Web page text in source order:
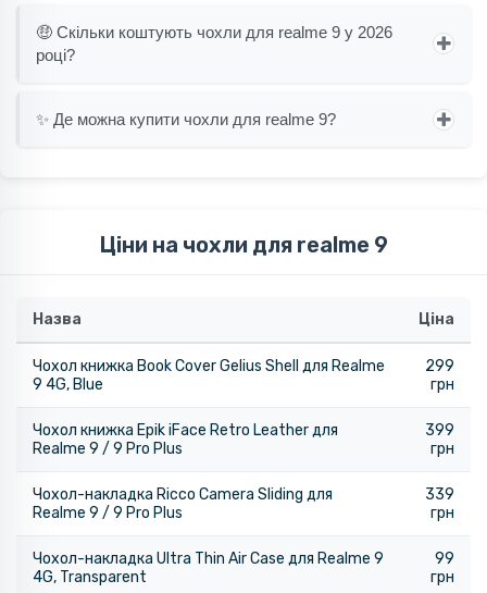
🤑 Скільки коштують чохли для realme 9 у 2026
році?
✨ Де можна купити чохли для realme 9?
Ціни на чохли для realme 9
Назва Ціна
Чохол книжка Book Cover Gelius Shell для Realme
9 4G, Blue
299
грн
Чохол книжка Epik iFace Retro Leather для
Realme 9 / 9 Pro Plus
399
грн
Чохол-накладка Ricco Camera Sliding для
Realme 9 / 9 Pro Plus
339
грн
Чохол-накладка Ultra Thin Air Case для Realme 9
4G, Transparent
99
грн